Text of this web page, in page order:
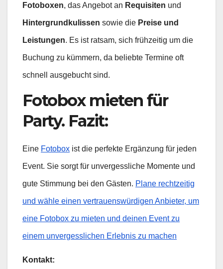
Fotoboxen, das Angebot an Requisiten und
Hintergrundkulissen sowie die Preise und
Leistungen. Es ist ratsam, sich frühzeitig um die
Buchung zu kümmern, da beliebte Termine oft
schnell ausgebucht sind.
Fotobox mieten für
Party. Fazit:
Eine Fotobox ist die perfekte Ergänzung für jeden
Event. Sie sorgt für unvergessliche Momente und
gute Stimmung bei den Gästen. Plane rechtzeitig
und wähle einen vertrauenswürdigen Anbieter, um
eine Fotobox zu mieten und deinen Event zu
einem unvergesslichen Erlebnis zu machen
Kontakt: